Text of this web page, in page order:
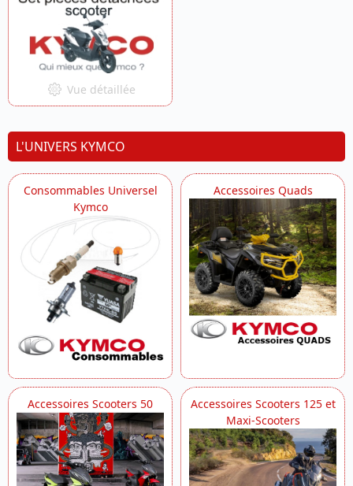
Vue détaillée
L'UNIVERS KYMCO
Consommables Universel
Kymco
Accessoires Quads
Accessoires Scooters 50
Accessoires Scooters 125 et
Maxi-Scooters